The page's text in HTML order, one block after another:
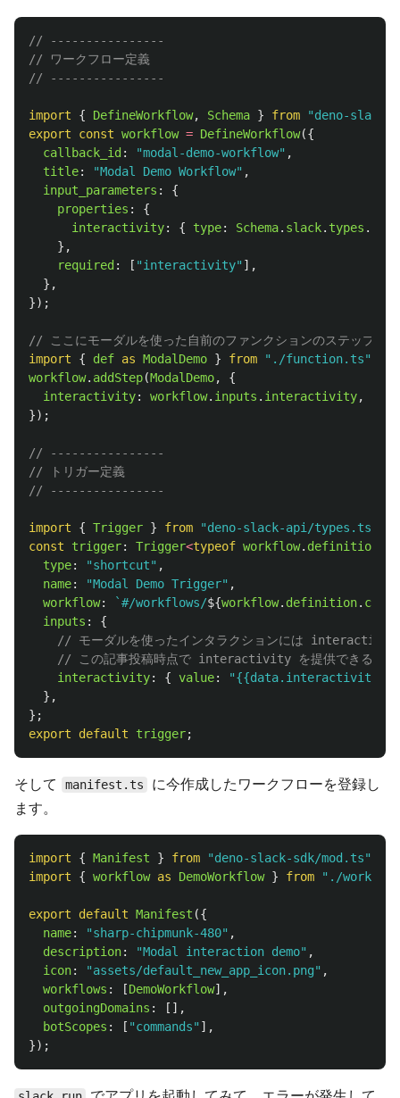
// ----------------
// ワークフロー定義
// ----------------
import { DefineWorkflow, Schema } from "deno-slack-
export
const workflow = DefineWorkflow({
callback_id : "modal-demo-workflow" ,
title: "Modal Demo Workflow" ,
input_parameters :
{
properties :
{
interactivity: { type: Schema. slack. types .
},
required : [ "interactivity" ],
},
});
// ここにモーダルを使った自前のファンクションのステップを
import
{ def as ModalDemo } from " ./function.ts"
workflow. addStep(ModalDemo,
{
interactivity: workflow. inputs . interactivity,
});
// ----------------
// トリガー定義
// ----------------
import { Trigger } from "deno-slack-api/types.ts
const
trigger: Trigger<typeof workflow. definition
type: "shortcut" ,
name: "Modal Demo Trigger" ,
workflow: `#/workflows/${workflow. definition.
inputs :
{
// モーダルを使ったインタラクションには
// この記事投稿時点で interactivity を提供できるのは
interactivity: { value: "{{data.interactivity}}
},
};
export
default trigger;
そして manifest.ts
に今作成したワークフローを登録し
ます。
import { Manifest } from "deno-slack-sdk/mod.ts"
import
{ workflow as DemoWorkflow } from " ./
export default Manifest ({
name: "sharp-chipmunk-480" ,
description: "Modal interaction demo" ,
icon: "assets/default_new_app_icon.png" ,
workflows : [DemoWorkflow],
outgoingDomains :
[],
botScopes : [ "commands" ],
});